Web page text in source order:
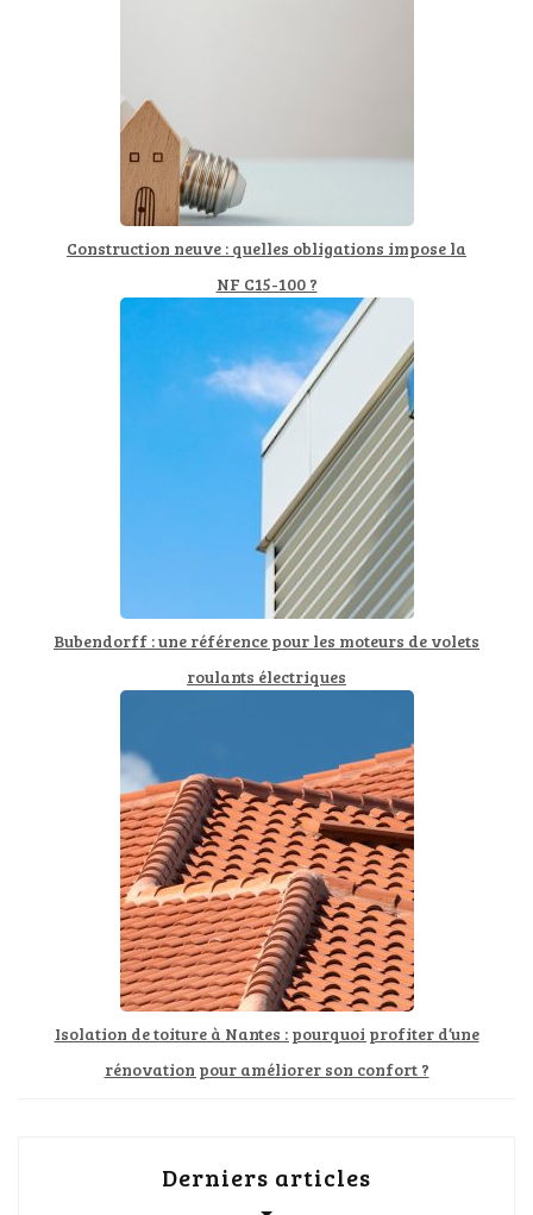
Construction neuve : quelles obligations impose la
NF C15-100 ?
Bubendorff : une référence pour les moteurs de volets
roulants électriques
Isolation de toiture à Nantes : pourquoi profiter d’une
rénovation pour améliorer son confort ?
Derniers articles